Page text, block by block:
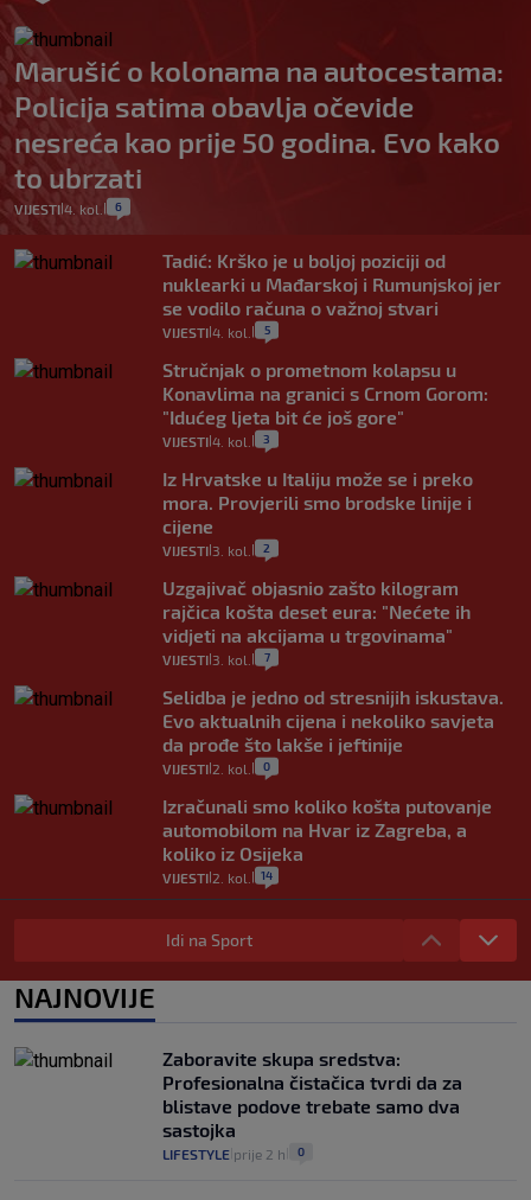
Marušić o kolonama na autocestama:
Policija satima obavlja očevide
nesreća kao prije 50 godina. Evo kako
to ubrzati
VIJESTI 4. kol. 6
Tadić: Krško je u boljoj poziciji od
nuklearki u Mađarskoj i Rumunjskoj jer
se vodilo računa o važnoj stvari
VIJESTI 4. kol. 5
Stručnjak o prometnom kolapsu u
Konavlima na granici s Crnom Gorom:
"Idućeg ljeta bit će još gore"
VIJESTI 4. kol. 3
Iz Hrvatske u Italiju može se i preko
mora. Provjerili smo brodske linije i
cijene
VIJESTI 3. kol. 2
Uzgajivač objasnio zašto kilogram
rajčica košta deset eura: "Nećete ih
vidjeti na akcijama u trgovinama"
VIJESTI 3. kol. 7
Selidba je jedno od stresnijih iskustava.
Evo aktualnih cijena i nekoliko savjeta
da prođe što lakše i jeftinije
VIJESTI 2. kol. 0
Izračunali smo koliko košta putovanje
automobilom na Hvar iz Zagreba, a
koliko iz Osijeka
VIJESTI 2. kol. 14
"Kći je otišla na more, a zaboravila
zdravstvenu iskaznicu". Kakva su prava
pacijenata izvan mjesta prebivališta?
VIJESTI 1. kol. 1
se dogodilo ništa. Vlada se zaljubila u te
intervencije"
VIJESTI 30. srp. 25
Idi na Sport
NAJNOVIJE
Zaboravite skupa sredstva:
Profesionalna čistačica tvrdi da za
blistave podove trebate samo dva
sastojka
LIFESTYLE prije 2 h 0